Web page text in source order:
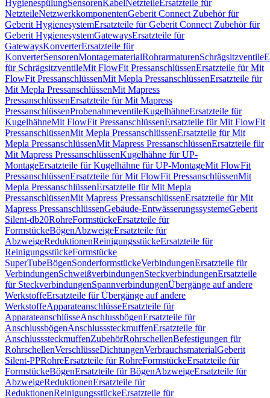
HygienespülungSensorenKabelNetzteileErsatzteile für
NetzteileNetzwerkkomponentenGeberit Connect Zubehör für
Geberit HygienesystemErsatzteile für Geberit Connect Zubehör für
Geberit HygienesystemGatewaysErsatzteile für
GatewaysKonverterErsatzteile für
KonverterSensorenMontagematerialRohrarmaturenSchrägsitzventile
für SchrägsitzventileMit FlowFit PressanschlüssenErsatzteile für Mit
FlowFit PressanschlüssenMit Mepla PressanschlüssenErsatzteile für
Mit Mepla PressanschlüssenMit Mapress
PressanschlüssenErsatzteile für Mit Mapress
PressanschlüssenProbenahmeventileKugelhähneErsatzteile für
KugelhähneMit FlowFit PressanschlüssenErsatzteile für Mit FlowFit
PressanschlüssenMit Mepla PressanschlüssenErsatzteile für Mit
Mepla PressanschlüssenMit Mapress PressanschlüssenErsatzteile für
Mit Mapress PressanschlüssenKugelhähne für UP-
MontageErsatzteile für Kugelhähne für UP-MontageMit FlowFit
PressanschlüssenErsatzteile für Mit FlowFit PressanschlüssenMit
Mepla PressanschlüssenErsatzteile für Mit Mepla
PressanschlüssenMit Mapress PressanschlüssenErsatzteile für Mit
Mapress PressanschlüssenGebäude-EntwässerungssystemeGeberit
Silent-db20RohreFormstückeErsatzteile für
FormstückeBögenAbzweigeErsatzteile für
AbzweigeReduktionenReinigungsstückeErsatzteile für
ReinigungsstückeFormstücke
SuperTubeBögenSonderformstückeVerbindungenErsatzteile für
VerbindungenSchweißverbindungenSteckverbindungenErsatzteile
für SteckverbindungenSpannverbindungenÜbergänge auf andere
WerkstoffeErsatzteile für Übergänge auf andere
WerkstoffeApparateanschlüsseErsatzteile für
ApparateanschlüsseAnschlussbögenErsatzteile für
AnschlussbögenAnschlusssteckmuffenErsatzteile für
AnschlusssteckmuffenZubehörRohrschellenBefestigungen für
RohrschellenVerschlüsseDichtungenVerbrauchsmaterialGeberit
Silent-PPRohreErsatzteile für RohreFormstückeErsatzteile für
FormstückeBögenErsatzteile für BögenAbzweigeErsatzteile für
AbzweigeReduktionenErsatzteile für
ReduktionenReinigungsstückeErsatzteile für